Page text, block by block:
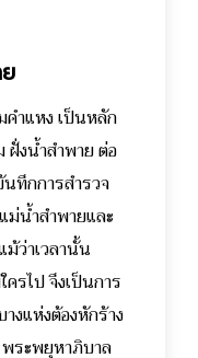
ำแหง เป็นหลัก
ฝั่งน้ำสำพาย ต่อ
ทึกการสำรวจ
ม่น้ำสำพายและ
ม้ว่าเวลานั้น
รไป จึงเป็นการ
งแห่งต้องหักร้าง
พระพยุหาภิบาล